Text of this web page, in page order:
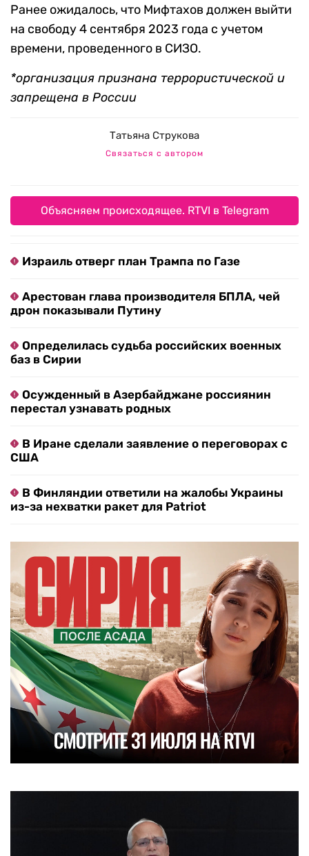
Ранее ожидалось, что Мифтахов должен выйти
на свободу 4 сентября 2023 года с учетом
времени, проведенного в СИЗО.
*организация признана террористической и
запрещена в России
Татьяна Струкова
Связаться с автором
Объясняем происходящее. RTVI в Telegram
Израиль отверг план Трампа по Газе
Арестован глава производителя БПЛА, чей
дрон показывали Путину
Определилась судьба российских военных
баз в Сирии
Осужденный в Азербайджане россиянин
перестал узнавать родных
В Иране сделали заявление о переговорах с
США
В Финляндии ответили на жалобы Украины
из-за нехватки ракет для Patriot